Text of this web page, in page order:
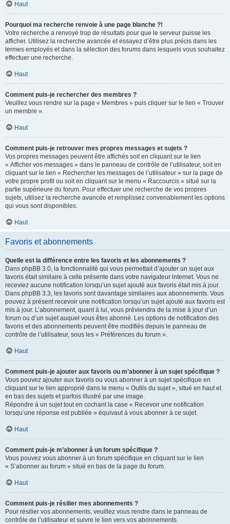
Haut
Pourquoi ma recherche renvoie à une page blanche ?!
Votre recherche a renvoyé trop de résultats pour que le serveur puisse les
afficher. Utilisez la recherche avancée et essayez d’être plus précis dans les
termes employés et dans la sélection des forums dans lesquels vous souhaitez
effectuer une recherche.
Haut
Comment puis-je rechercher des membres ?
Veuillez vous rendre sur la page « Membres » puis cliquer sur le lien « Trouver
un membre ».
Haut
Comment puis-je retrouver mes propres messages et sujets ?
Vos propres messages peuvent être affichés soit en cliquant sur le lien
« Afficher vos messages » dans le panneau de contrôle de l’utilisateur, soit en
cliquant sur le lien « Rechercher les messages de l’utilisateur » sur la page de
votre propre profil ou soit en cliquant sur le menu « Raccourcis » situé sur la
partie supérieure du forum. Pour effectuer une recherche de vos propres
sujets, utilisez la recherche avancée et remplissez convenablement les options
qui vous sont disponibles.
Haut
Favoris et abonnements
Quelle est la différence entre les favoris et les abonnements ?
Dans phpBB 3.0, la fonctionnalité qui vous permettait d’ajouter un sujet aux
favoris était similaire à celle présente dans votre navigateur internet. Vous ne
receviez aucune notification lorsqu’un sujet ajouté aux favoris était mis à jour.
Dans phpBB 3.3, les favoris sont davantage similaires aux abonnements. Vous
pouvez à présent recevoir une notification lorsqu’un sujet ajouté aux favoris est
mis à jour. L’abonnement, quant à lui, vous préviendra de la mise à jour d’un
forum ou d’un sujet auquel vous êtes abonné. Les options de notification des
favoris et des abonnements peuvent être modifiés depuis le panneau de
contrôle de l’utilisateur, sous les « Préférences du forum ».
Haut
Comment puis-je ajouter aux favoris ou m’abonner à un sujet spécifique ?
Vous pouvez ajouter aux favoris ou vous abonner à un sujet spécifique en
cliquant sur le lien approprié dans le menu « Outils du sujet », situé en haut et
en bas des sujets et parfois illustré par une image.
Répondre à un sujet tout en cochant la case « Recevoir une notification
lorsqu’une réponse est publiée » équivaut à vous abonner à ce sujet.
Haut
Comment puis-je m’abonner à un forum spécifique ?
Vous pouvez vous abonner à un forum spécifique en cliquant sur le lien
« S’abonner au forum » situé en bas de la page du forum.
Haut
Comment puis-je résilier mes abonnements ?
Pour résilier vos abonnements, veuillez vous rendre dans le panneau de
contrôle de l’utilisateur et suivre le lien vers vos abonnements.